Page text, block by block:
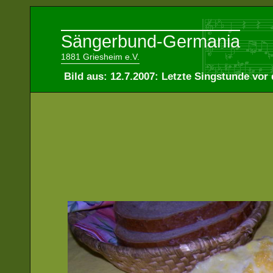
Sängerbund-Germania
1881 Griesheim e.V.
Bild aus: 12.7.2007: Letzte Singstunde